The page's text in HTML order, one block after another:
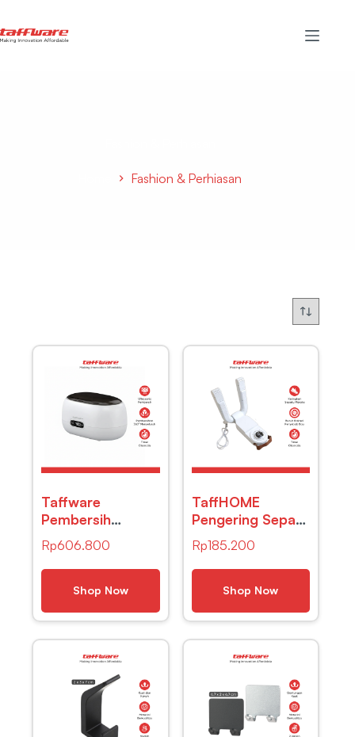
Fashion & Perhiasan
Taffware
Pembersih
Kacamata
Perhiasan
Ultrasonic
Cleaner 45kHz
600ml – SJ-W3
Rp606.800
Shop Now
TaffHOME
Pengering Sepatu
Elektrik Shoe
Dryer 220V –
HXQ-08
Rp185.200
Shop Now